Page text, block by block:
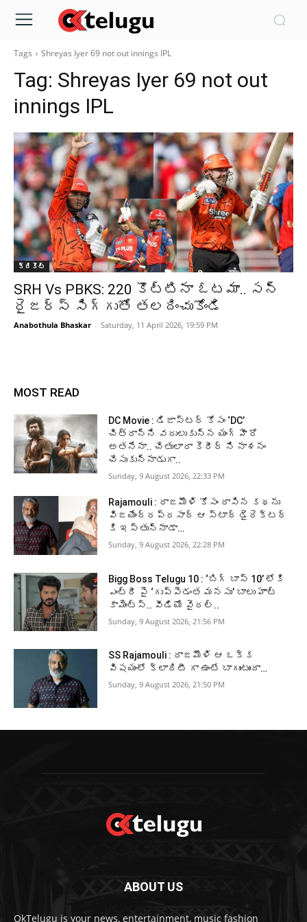
Tags Shreyas Iyer 69 not out innings IPL
Tag: Shreyas Iyer 69 not out
innings IPL
క్రికెట్‌
SRH Vs PBKS: 220 కొట్టినా ఓటమా.. సన్
రైజర్స్ సిగ్గుతో తలదించుకోండి
Anabothula Bhaskar - Saturday, 11 April 2026, 19:59 PM
MOST READ
DC Movie : డిజాస్టర్ కోసం ‘DC’
చిత్రాన్ని వదులుకున్న యంగ్ హీరో
అతనేనా.. చేతులారా కెరీర్ ని నాశనం
చేసుకున్నాడుగా..
Sunday, 9 August 2026, 22:33 PM
Rajamouli : రాజమౌళి కోసం రాసిన కథను
విజయేంద్రప్రసాద్ ఆ స్టార్ డైరెక్టర్
కి ఇస్తున్నాడా…
Sunday, 9 August 2026, 22:28 PM
Bigg Boss Telugu 10 : ‘బిగ్ బాస్ 10’ లోకి
ఎంట్రీ పై ‘గుప్పెడంత మనసు’ బాలు హాట్
కామెంట్స్.. వీడియో వైరల్..
Sunday, 9 August 2026, 21:56 PM
SS Rajamouli : రాజమౌళి ఆ ఒక్క
విషయంలో క్లారిటీ గా ఉంటే బాగుంటుందా…
Sunday, 9 August 2026, 21:50 PM
ABOUT US
OkTelugu is your news, entertainment, music fashion